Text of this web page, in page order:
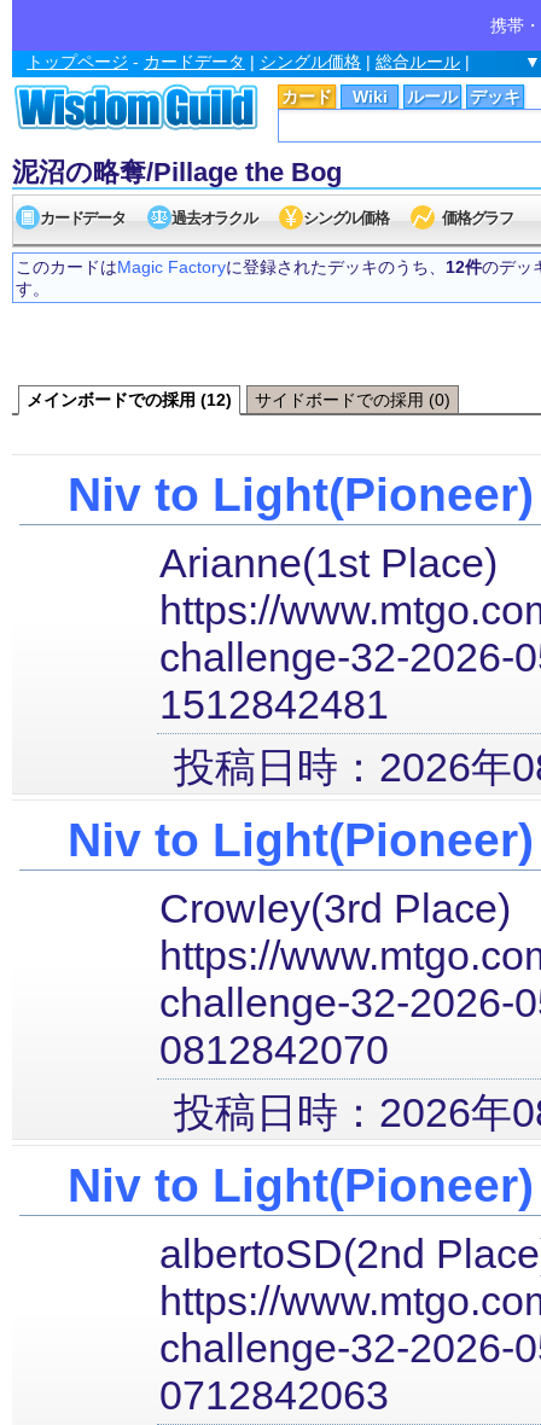
携帯
カード Wiki ルール デッキ
トップページ - カードデータ | シングル価格 | 総合ルール |
泥沼の略奪/Pillage the Bog
カードデータ 過去オラクル シングル価格 価格グラフ
このカードはMagic Factoryに登録されたデッキのうち、 12件のデッ
す。
メインボードでの採用 (12) サイドボードでの採用 (0)
Niv to Light(Pioneer)
Arianne(1st Place)
https://
challenge-32-2026-
1512842481
投稿日時：2026年
Niv to Light(Pioneer)
CrowIey(3rd Place)
https://
challenge-32-2026-
0812842070
投稿日時：2026年
Niv to Light(Pioneer)
albertoSD(2nd
https://
challenge-32-2026-
0712842063